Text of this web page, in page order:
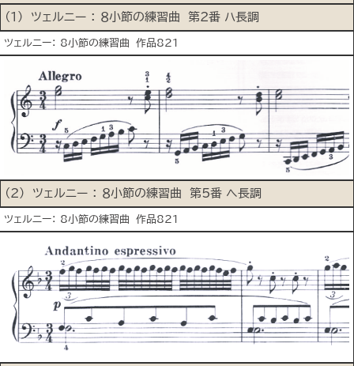
(１) ツェルニー ： ８小節の練習曲 第2番 ハ長調
ツェルニー： 8小節の練習曲 作品821
(2) ツェルニー ： ８小節の練習曲 第5番 へ長調
ツェルニー： 8小節の練習曲 作品821